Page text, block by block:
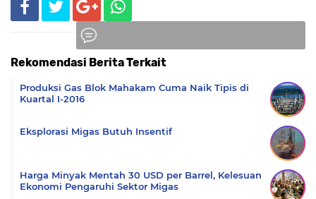
Rekomendasi Berita Terkait
Produksi Gas Blok Mahakam Cuma Naik Tipis di
Kuartal I-2016
Eksplorasi Migas Butuh Insentif
Harga Minyak Mentah 30 USD per Barrel, Kelesuan
Ekonomi Pengaruhi Sektor Migas